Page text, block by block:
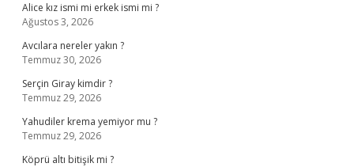
Alice kız ismi mi erkek ismi mi ?
Ağustos 3, 2026
Avcılara nereler yakın ?
Temmuz 30, 2026
Serçin Giray kimdir ?
Temmuz 29, 2026
Yahudiler krema yemiyor mu ?
Temmuz 29, 2026
Köprü altı bitişik mi ?